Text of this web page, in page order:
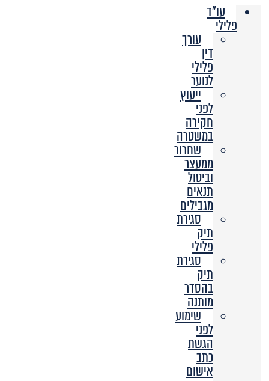
עו"ד
פלילי
עורך
דין
פלילי
לנוער
ייעוץ
לפני
חקירה
במשטרה
שחרור
ממעצר
וביטול
תנאים
מגבילים
סגירת
תיק
פלילי
סגירת
תיק
בהסדר
מותנה
שימוע
לפני
הגשת
כתב
אישום